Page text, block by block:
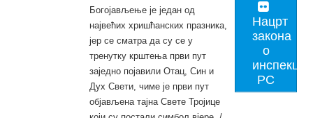
Богојављење је један од
највећих хришћанских празника,
јер се сматра да су се у
тренутку крштења први пут
заједно појавили Отац, Син и
Дух Свети, чиме је први пут
објављена тајна Свете Тројице
Нацрт
закона
о
РС